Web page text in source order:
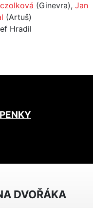
(Ginevra), Jan
(Artuš)
Hradil
DVOŘÁKA